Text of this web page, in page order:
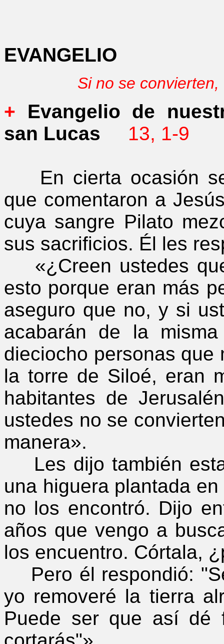
EVANGELIO
Si no se
+ Evangelio de
san Lucas
13, 1-9
En cierta ocasión se
que comentaron a
cuya sangre Pilato
sus sacrificios. Él les
«¿Creen ustedes
esto porque eran más
aseguro que no, y si
acabarán de la
dieciocho personas que
la torre de Siloé, eran
habitantes de
ustedes no se
manera».
Les dijo también
una higuera plantada
no los encontró. Dijo
años que vengo a
los encuentro. Córtala,
Pero él respondió:
yo removeré la tierra
Puede ser que así dé